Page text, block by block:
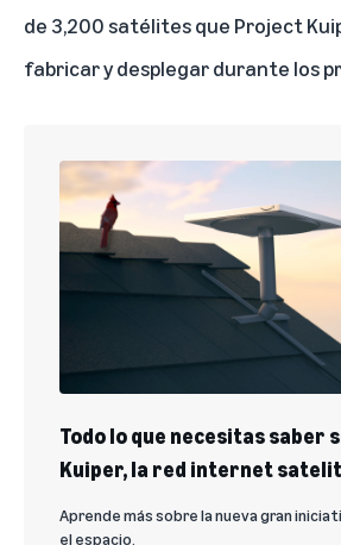
de 3,200 satélites que Project
fabricar y desplegar durante los
Todo lo que necesitas saber
Kuiper, la red internet
Aprende más sobre la nueva gran
el espacio.